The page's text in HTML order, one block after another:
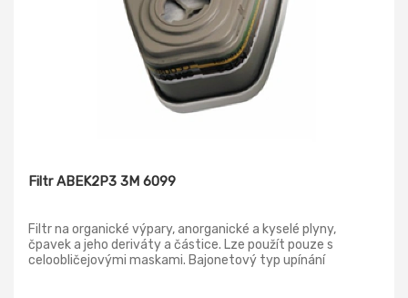
Filtr ABEK2P3 3M 6099
Filtr na organické výpary, anorganické a kyselé plyny,
čpavek a jeho deriváty a částice. Lze použít pouze s
celoobličejovými maskami. Bajonetový typ upínání